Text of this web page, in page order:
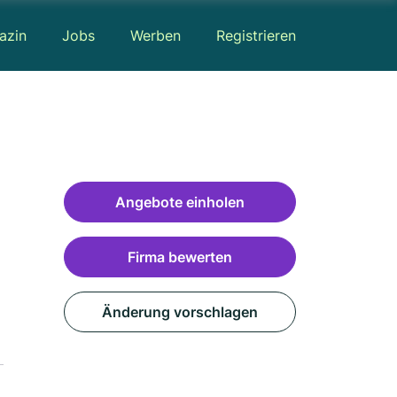
Jobs Werben Registrieren
Angebote einholen
Firma bewerten
Änderung vorschlagen